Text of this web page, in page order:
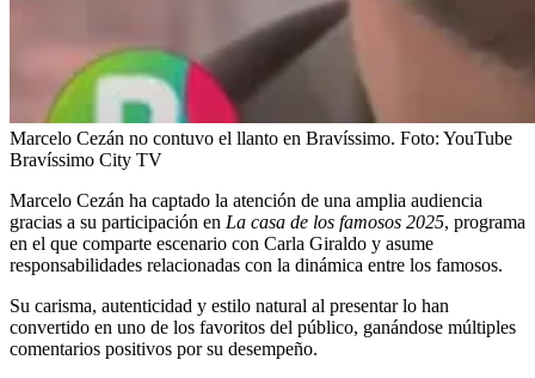
Marcelo Cezán no contuvo el llanto en Bravíssimo. Foto: YouTube
Bravíssimo City TV
Marcelo Cezán ha captado la atención de una amplia audiencia
gracias a su participación en La casa de los famosos 2025, programa
en el que comparte escenario con Carla Giraldo y asume
responsabilidades relacionadas con la dinámica entre los famosos.
Su carisma, autenticidad y estilo natural al presentar lo han
convertido en uno de los favoritos del público, ganándose múltiples
comentarios positivos por su desempeño.